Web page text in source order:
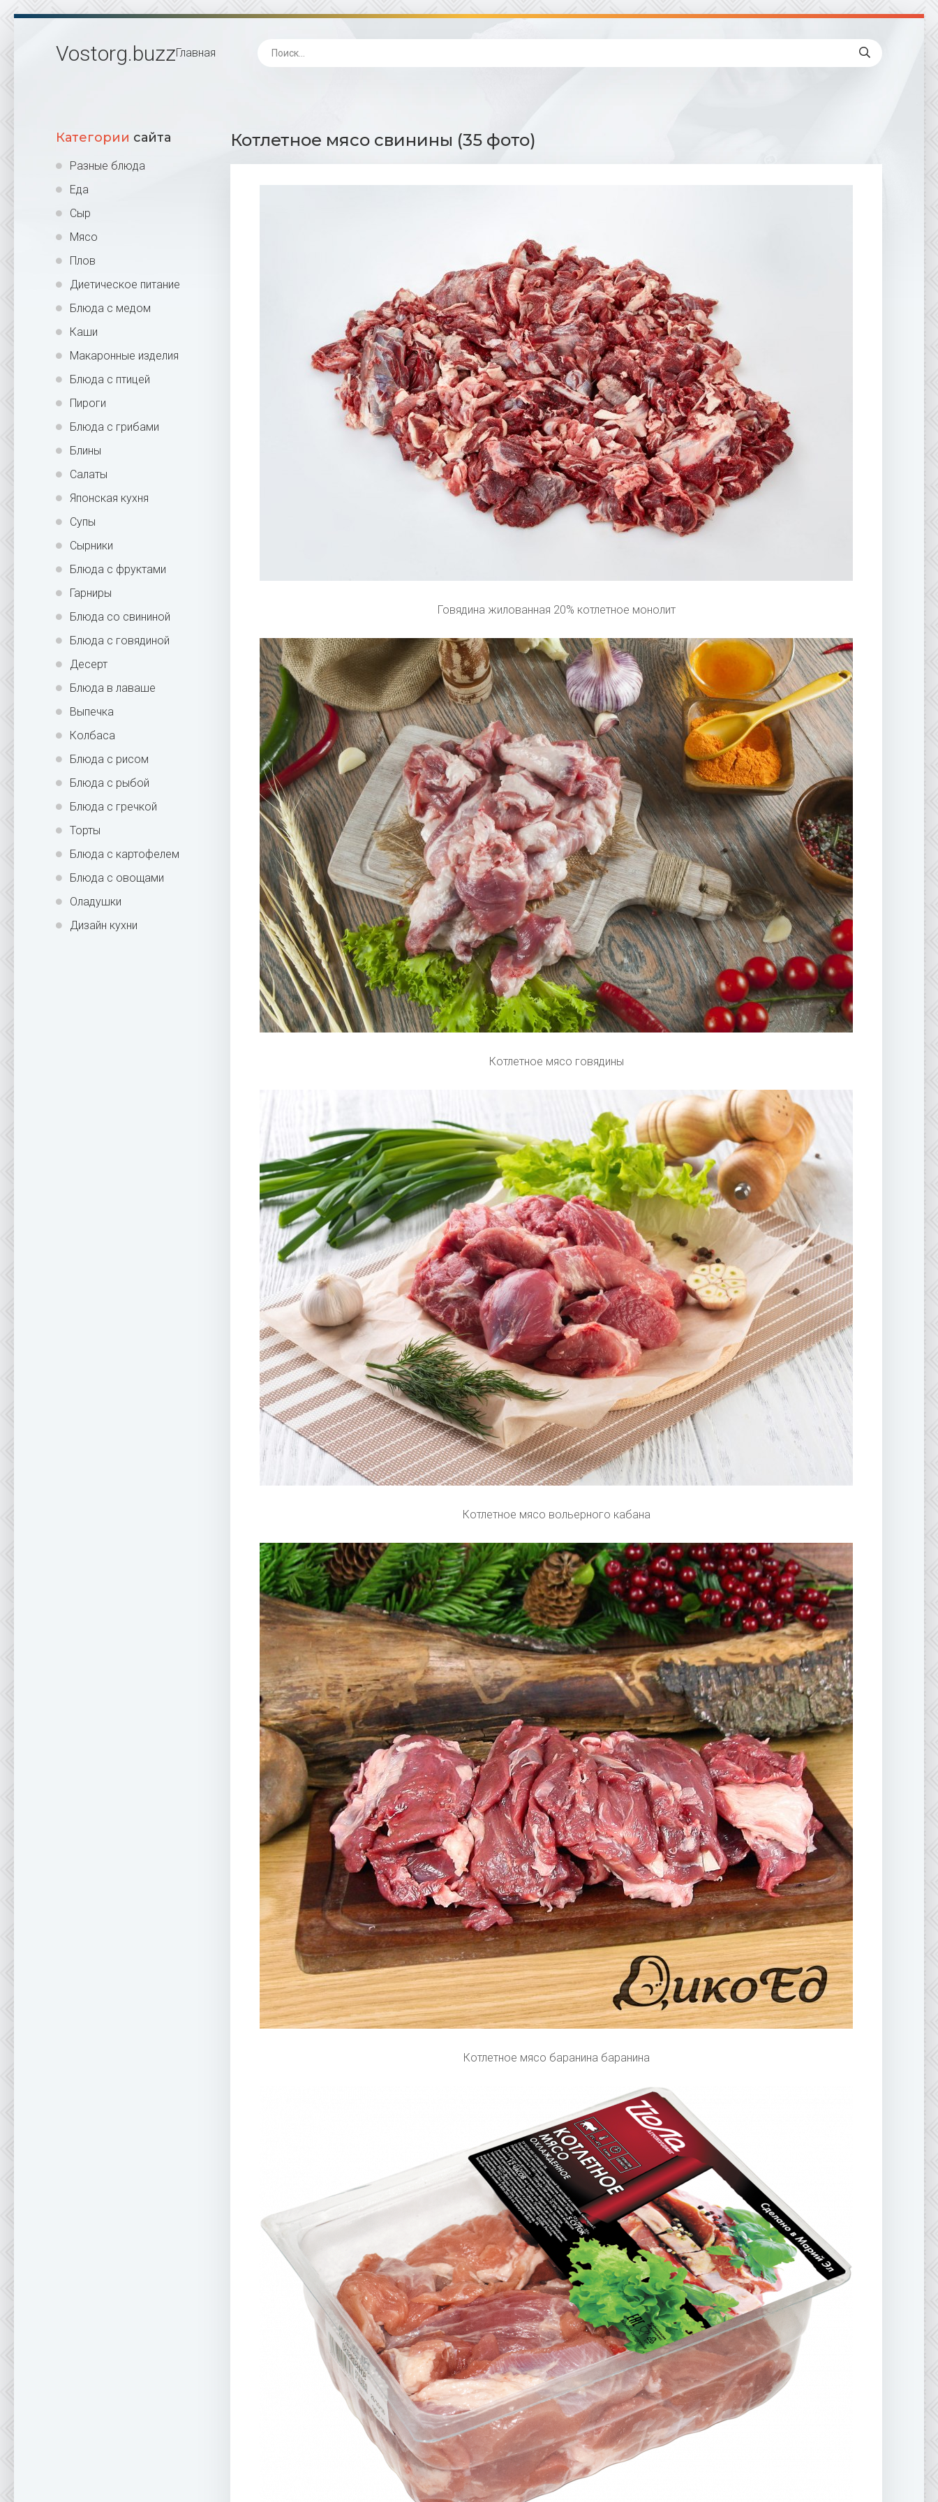
Vostorg.buzzГлавная
Категории сайта
Разные блюда
Еда
Сыр
Мясо
Плов
Диетическое питание
Блюда с медом
Каши
Макаронные изделия
Блюда с птицей
Пироги
Блюда с грибами
Блины
Салаты
Японская кухня
Супы
Сырники
Блюда с фруктами
Гарниры
Блюда со свининой
Блюда с говядиной
Десерт
Блюда в лаваше
Выпечка
Колбаса
Блюда с рисом
Блюда с рыбой
Блюда с гречкой
Торты
Блюда с картофелем
Блюда с овощами
Оладушки
Дизайн кухни
Котлетное мясо свинины (35 фото)
Говядина жилованная 20% котлетное монолит
Котлетное мясо говядины
Котлетное мясо вольерного кабана
Котлетное мясо баранина баранина